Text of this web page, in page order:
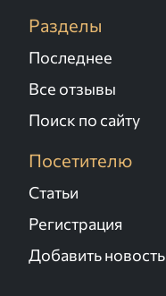
Разделы
Последнее
Все отзывы
Поиск по сайту
Посетителю
Статьи
Регистрация
Добавить новость